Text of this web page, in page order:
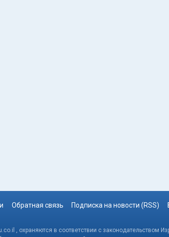
Обратная связь Подписка на новости (RSS)
, охраняются в соответствии с законодательством